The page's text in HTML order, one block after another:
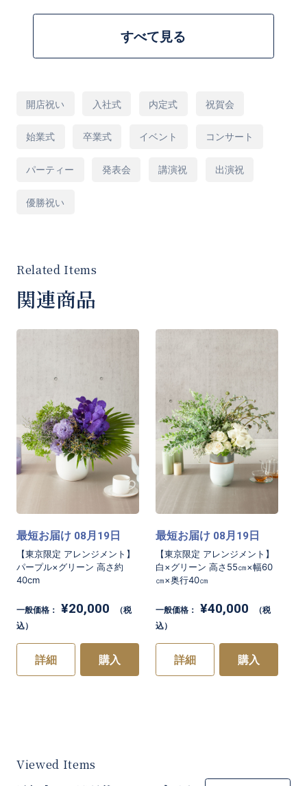
すべて見る
らは変更になる場合があることをご了承くださ
※配達エリアは13区（千代田区、中央区、文京
区）限定商品となります。
高さ200㎝×幅120㎝
[商品コード]AS60
開店祝い 入社式 内定式 祝賀会
始業式 卒業式 イベント コンサート
パーティー 発表会 講演祝 出演祝
優勝祝い
関連商品
【東京限定 アレンジメント】
パープル×グリーン 高さ約
40cm
最短お届け 08月 19日
一般価格： ¥20,000
（税
込）
詳細 購入
【東京限定 アレンジメント】
白×グリーン 高さ55㎝×幅60
㎝×奥行40㎝
最短お届け 08月 19日
一般価格： ¥40,000
（税
込）
詳細 購入